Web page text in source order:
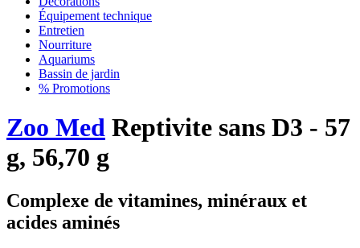
Équipement technique
Entretien
Nourriture
Aquariums
Bassin de jardin
% Promotions
Zoo Med Reptivite sans D3 - 57
g, 56,70 g
Complexe de vitamines, minéraux et
acides aminés